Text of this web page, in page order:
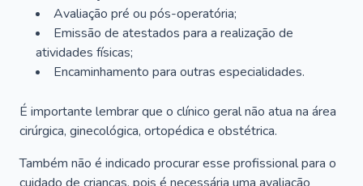
Avaliação pré ou pós-operatória;
Emissão de atestados para a realização de
atividades físicas;
Encaminhamento para outras especialidades.
É importante lembrar que o clínico geral não atua na área
cirúrgica, ginecológica, ortopédica e obstétrica.
Também não é indicado procurar esse profissional para o